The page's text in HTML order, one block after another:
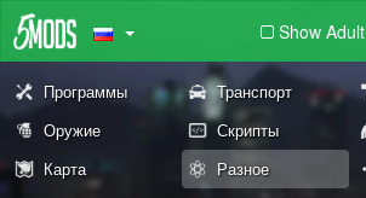
Show Adult
Программы Транспорт
Оружие
Скрипты
Карта
Разное